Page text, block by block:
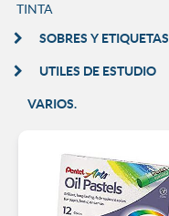
TINTA
SOBRES Y ETIQUETAS
UTILES DE ESTUDIO
VARIOS.